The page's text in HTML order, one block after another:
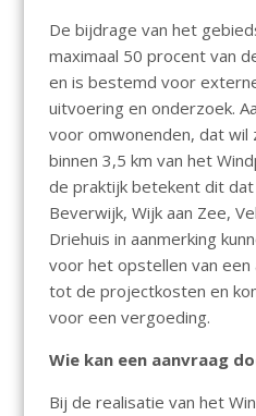
De bijdrage van het
maximaal 50 procent van
en is bestemd voor
uitvoering en onderzoek.
voor omwonenden, dat
binnen 3,5 km van het
de praktijk betekent dit
Beverwijk, Wijk aan Zee,
Driehuis in aanmerking
voor het opstellen van
tot de projectkosten en
voor een vergoeding.
Wie kan een aanvraag
Bij de realisatie van het